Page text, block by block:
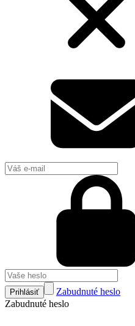
Prihlásiť
Zabudnuté heslo
Zabudnuté heslo